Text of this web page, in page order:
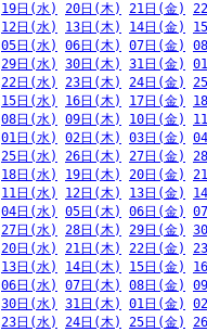
19日(水) 20日(木) 21日(金)
12日(水) 13日(木) 14日(金)
05日(水) 06日(木) 07日(金)
29日(水) 30日(木) 31日(金)
22日(水) 23日(木) 24日(金)
15日(水) 16日(木) 17日(金)
08日(水) 09日(木) 10日(金)
01日(水) 02日(木) 03日(金)
25日(水) 26日(木) 27日(金)
18日(水) 19日(木) 20日(金)
11日(水) 12日(木) 13日(金)
04日(水) 05日(木) 06日(金)
27日(水) 28日(木) 29日(金)
20日(水) 21日(木) 22日(金)
13日(水) 14日(木) 15日(金)
06日(水) 07日(木) 08日(金)
30日(水) 31日(木) 01日(金)
23日(水) 24日(木) 25日(金)